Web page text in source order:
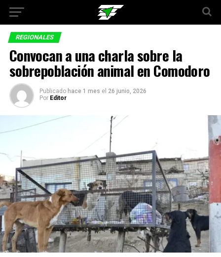
REGIONALES
Convocan a una charla sobre la
sobrepoblación animal en Comodoro
Publicado hace 1 mes el 26 junio, 2026
Por Editor